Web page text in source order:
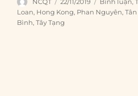
on
Loan, Hong Kong, Phan Nguyên,
Bình,Tây Tạng